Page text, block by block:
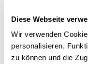
Diese Webseite
Wir verwenden
personalisieren,
zu können und die
FNR AWARDS 2017